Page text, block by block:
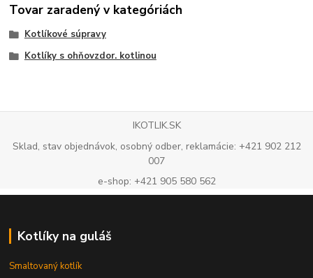
Tovar zaradený v kategóriách
Kotlíkové súpravy
Kotlíky s ohňovzdor. kotlinou
IKOTLIK.SK
Sklad, stav objednávok, osobný odber, reklamácie: +421 902 212
007
e-shop: +421 905 580 562
Kotlíky na guláš
Smaltovaný kotlík